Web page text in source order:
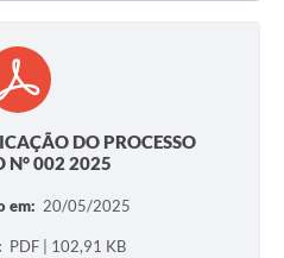
DO PROCESSO
N° 002 2025
em: 20/05/2025
PDF | 102,91 KB